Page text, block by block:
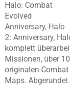
Halo: Combat
Evolved
Anniversary, Halo
2: Anniversary,
komplett
Missionen, über
originalen
Maps.